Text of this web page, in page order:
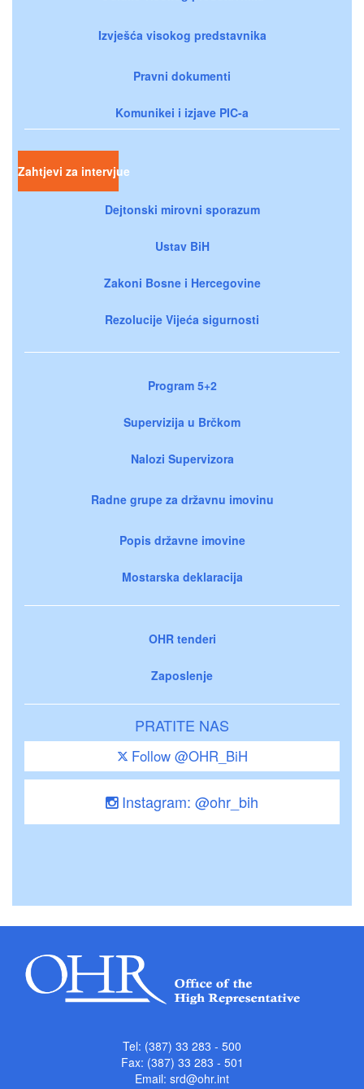
Izvješća visokog predstavnika
Pravni dokumenti
Komunikei i izjave PIC-a
Zahtjevi za intervjue
Dejtonski mirovni sporazum
Ustav BiH
Zakoni Bosne i Hercegovine
Rezolucije Vijeća sigurnosti
Program 5+2
Supervizija u Brčkom
Nalozi Supervizora
Radne grupe za državnu imovinu
Popis državne imovine
Mostarska deklaracija
OHR tenderi
Zaposlenje
PRATITE NAS
Follow @OHR_BiH
Instagram: @ohr_bih
Tel: (387) 33 283 - 500
Fax: (387) 33 283 - 501
Email: srd@ohr.int